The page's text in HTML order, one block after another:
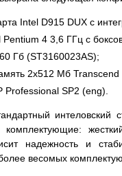
Intel D915 DUX с
Pentium 4 3,6 ГГц с
Гб (ST3160023AS);
2х512 Мб Transcend
SP2 (eng).
надежность и
весомых